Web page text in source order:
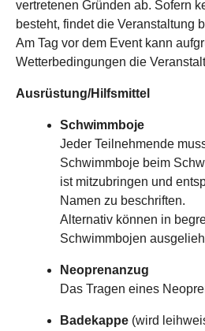
vertretenen Gründen ab. Sofern
besteht, findet die Veranstaltung
Am Tag vor dem Event kann
Wetterbedingungen die
Ausrüstung/Hilfsmittel
Schwimmboje
Jeder Teilnehmende
Schwimmboje beim
ist mitzubringen und
Namen zu beschriften.
Alternativ können in
Schwimmbojen
Neoprenanzug
Das Tragen eines
Badekappe (wird